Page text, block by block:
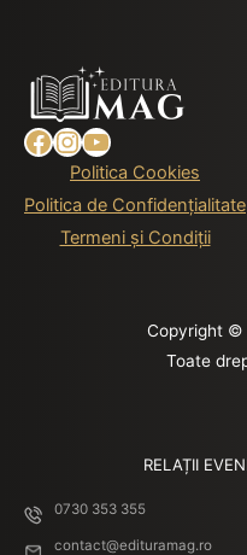
Facebook
Instagram
YouTube
Politica Cookies
Politica de Confidențialitate
Termeni și Condiții
Copyright ©
Toate
RELAȚII
0730 353 355
contact@edituramag.ro